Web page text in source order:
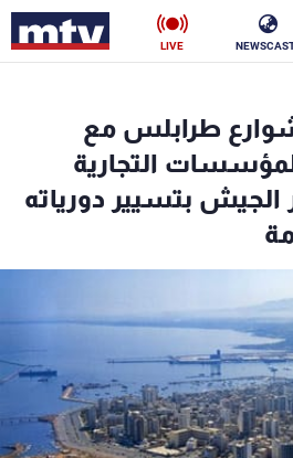
LIVE
طرابلس مع
التجارية
الجيش بتسيير دورياته
ناس
رياضة